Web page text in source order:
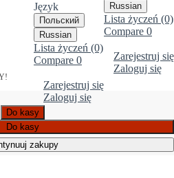
Russian
Lista życzeń (0)
Compare 0
Zarejestruj się
Zaloguj się
Język
Польский
Russian
Lista życzeń (0)
Compare 0
Zarejestruj się
Zaloguj się
Do kasy
Do kasy
zakupy